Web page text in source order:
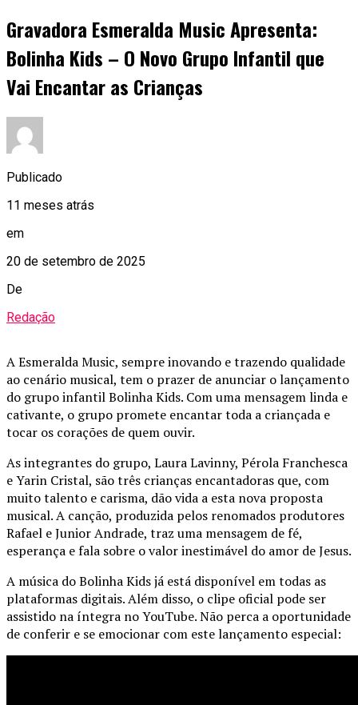
Gravadora Esmeralda Music Apresenta:
Bolinha Kids – O Novo Grupo Infantil que
Vai Encantar as Crianças
Publicado
11 meses atrás
em
20 de setembro de 2025
De
Redação
A Esmeralda Music, sempre inovando e trazendo qualidade
ao cenário musical, tem o prazer de anunciar o lançamento
do grupo infantil Bolinha Kids. Com uma mensagem linda e
cativante, o grupo promete encantar toda a criançada e
tocar os corações de quem ouvir.
As integrantes do grupo, Laura Lavinny, Pérola Franchesca
e Yarin Cristal, são três crianças encantadoras que, com
muito talento e carisma, dão vida a esta nova proposta
musical. A canção, produzida pelos renomados produtores
Rafael e Junior Andrade, traz uma mensagem de fé,
esperança e fala sobre o valor inestimável do amor de Jesus.
A música do Bolinha Kids já está disponível em todas as
plataformas digitais. Além disso, o clipe oficial pode ser
assistido na íntegra no YouTube. Não perca a oportunidade
de conferir e se emocionar com este lançamento especial: